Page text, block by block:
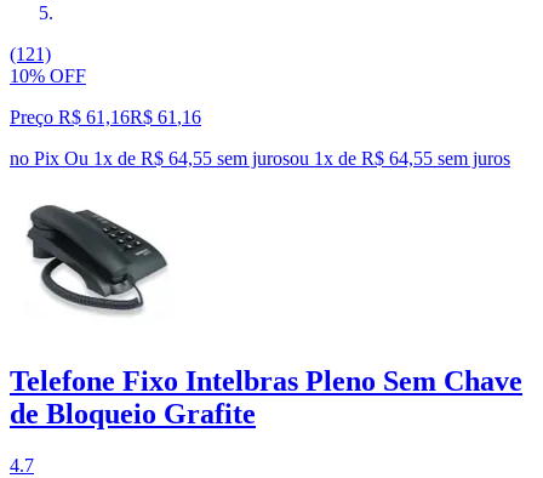
(121)
10% OFF
Preço R$ 61,16R$ 61 ,16
no Pix Ou 1x de R$ 64,55 sem jurosou 1x de R$ 64,55 sem juros
Telefone Fixo Intelbras Pleno Sem Chave
de Bloqueio Grafite
4.7